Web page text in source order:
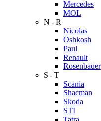
Mercedes
MOL
N - R
Nicolas
Oshkosh
Paul
Renault
Rosenbauer
S - T
Scania
Shacman
Skoda
STI
Tatra